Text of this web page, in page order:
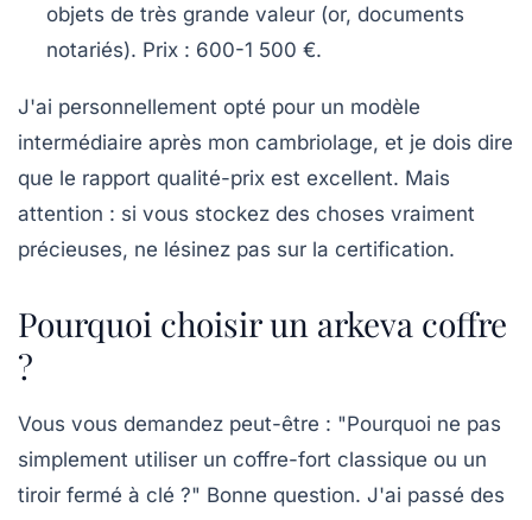
objets de très grande valeur (or, documents
notariés). Prix : 600-1 500 €.
J'ai personnellement opté pour un modèle
intermédiaire après mon cambriolage, et je dois dire
que le rapport qualité-prix est excellent. Mais
attention : si vous stockez des choses vraiment
précieuses, ne lésinez pas sur la certification.
Pourquoi choisir un arkeva coffre
?
Vous vous demandez peut-être : "Pourquoi ne pas
simplement utiliser un coffre-fort classique ou un
tiroir fermé à clé ?" Bonne question. J'ai passé des